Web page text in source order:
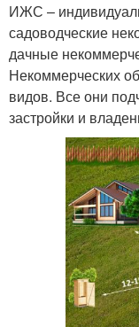
ИЖС –
садоводческие
дачные
Некоммерческих
видов. Все они
застройки и